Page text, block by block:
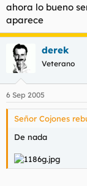
ahora lo bueno
aparece
derek
Veterano
6 Sep 2005
Señor Cojones
De nada